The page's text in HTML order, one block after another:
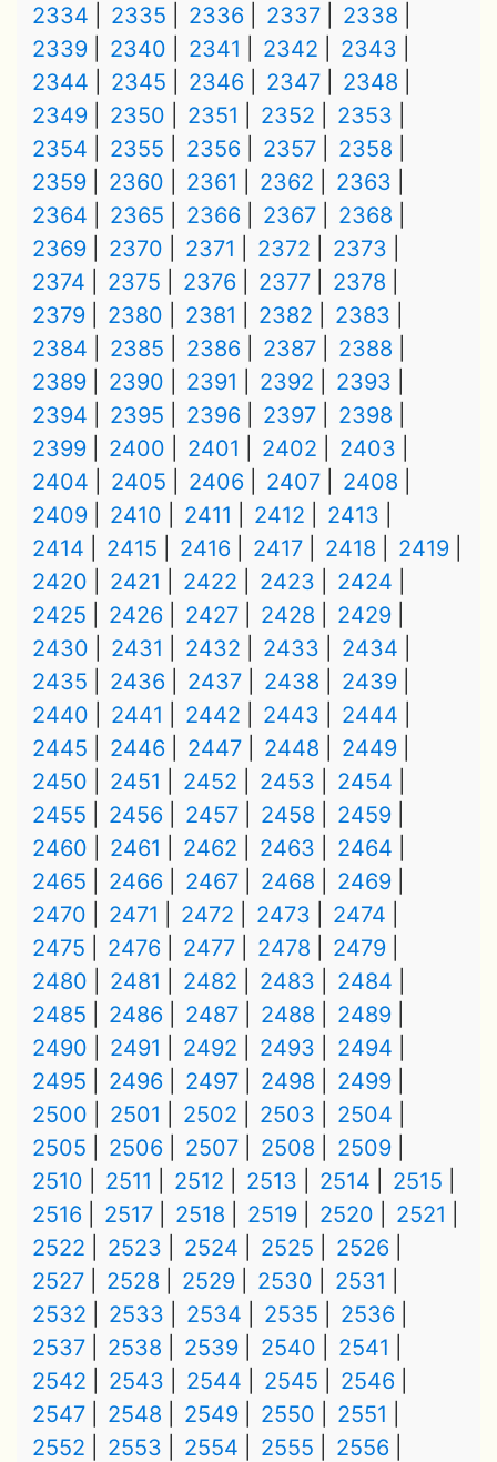
2334
2335 2336 2337
2338
2339
2340 2341 2342
2343
2344
2345 2346 2347
2348
2349
2350 2351 2352
2353
2354
2355 2356 2357
2358
2359
2360 2361 2362
2363
2364
2365 2366 2367
2368
2369
2370 2371 2372
2373
2374
2375 2376 2377
2378
2379
2380 2381 2382
2383
2384
2385 2386 2387
2388
2389
2390 2391 2392
2393
2394
2395 2396 2397
2398
2399
2400 2401 2402
2403
2404
2405 2406 2407
2408
2409
2410 2411 2412
2413
2414
2415 2416 2417 2418
2419
2420
2421 2422 2423
2424
2425
2426 2427 2428
2429
2430
2431 2432 2433
2434
2435
2436 2437 2438
2439
2440
2441 2442 2443
2444
2445
2446 2447 2448
2449
2450
2451 2452 2453
2454
2455
2456 2457 2458
2459
2460
2461 2462 2463
2464
2465
2466 2467 2468
2469
2470
2471 2472 2473
2474
2475
2476 2477 2478
2479
2480
2481 2482 2483
2484
2485
2486 2487 2488
2489
2490
2491 2492 2493
2494
2495
2496 2497 2498
2499
2500
2501 2502 2503
2504
2505
2506 2507 2508
2509
2510
2511 2512 2513 2514
2515
2516
2517 2518 2519 2520
2521
2522
2523 2524 2525
2526
2527
2528 2529 2530
2531
2532
2533 2534 2535
2536
2537
2538 2539 2540
2541
2542
2543 2544 2545
2546
2547
2548 2549 2550
2551
2552
2553 2554 2555
2556